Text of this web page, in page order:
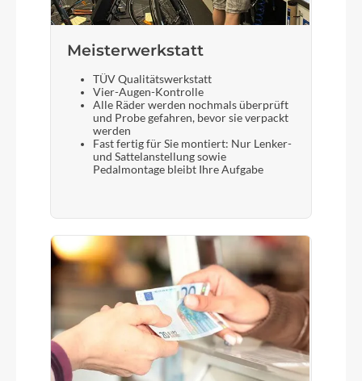
Meisterwerkstatt
TÜV Qualitätswerkstatt
Vier-Augen-Kontrolle
Alle Räder werden nochmals überprüft
und Probe gefahren, bevor sie verpackt
werden
Fast fertig für Sie montiert: Nur Lenker-
und Sattelanstellung sowie
Pedalmontage bleibt Ihre Aufgabe